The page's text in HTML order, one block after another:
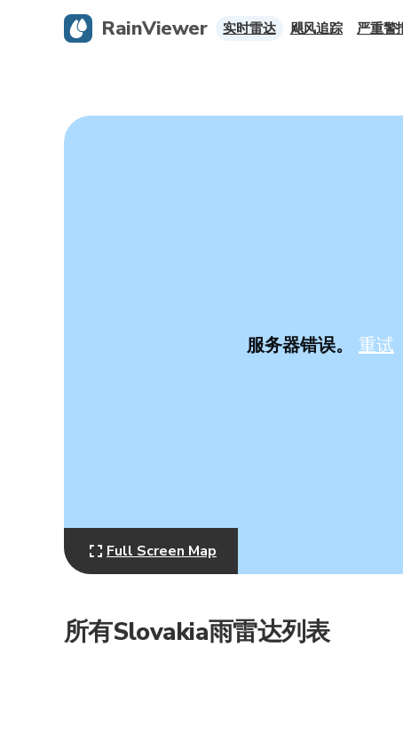
服务器错误。 重试
Full Screen Map
所有Slovakia雨雷达列表
RainViewer 实时雷达 飓风追踪 严重警